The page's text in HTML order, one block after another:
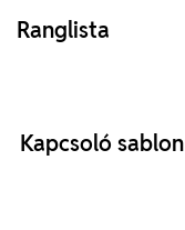
Ranglista
Kapcsoló sablon